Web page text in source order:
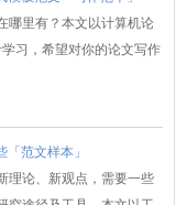
哪里有？本文以计算机论
习，希望对你的论文写作
范文样本」
理论、新观点，需要一些